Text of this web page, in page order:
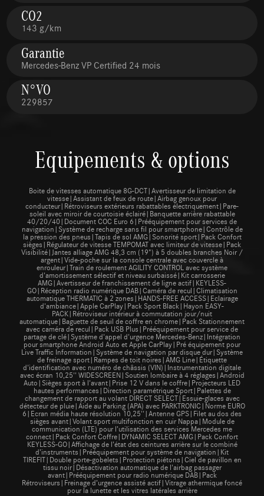
CO2
143 g/km
Garantie
Mercedes-Benz VP Certified 24 mois
N°VO
229857
Equipements & options
Boite de vitesses automatique 8G-DCT|Avertisseur de limitation de
vitesse|Assistant de feux de route|Airbag genoux pour
conducteur|Rétroviseurs extérieurs rabattables électriquement|Pare-
soleil avec miroir de courtoisie éclairé|Banquette arrière rabattable
40/20/40|Document COC Euro 6|Prééquipement pour services de
navigation|Système de recharge sans fil pour smartphone|Contrôle de
la pression des pneus|Tapis de sol AMG|Sonorité sport|Pack Confort
sièges|Régulateur de vitesse TEMPOMAT avec limiteur de vitesse|Pack
Visibilité|Jantes alliage AMG 48,3 cm (19") à 5 doubles branches Noir /
argent|Vide-poche sur la console centrale avec couvercle à
enrouleur|Train de roulement AGILITY CONTROL avec système
d'amortissement sélectif et niveau surbaissé|Kit carrosserie
AMG|Avertisseur de franchissement de ligne actif|KEYLESS-
GO|Réception radio numérique DAB|Caméra de recul|Climatisation
automatique THERMATIC à 2 zones|HANDS-FREE ACCESS|Eclairage
d'ambiance|Apple CarPlay|Pack Sport Black|Hayon EASY-
PACK|Rétroviseur intérieur à commutation jour/nuit
automatique|Baguette de seuil de coffre en chrome|Pack Stationnement
avec caméra de recul|Pack USB Plus|Prééquipement pour service de
partage de clé|Système d'appel d'urgence Mercedes-Benz|Intégration
pour smartphone Android Auto et Apple CarPlay|Pré équipement pour
Live Traffic Information|Système de navigation par disque dur|Système
de freinage sport|Rampes de toit noires|AMG Line|Étiquette
d'identification avec numéro de châssis (VIN)|Instrumentation digitale
avec écran 10,25'' WIDESCREEN|Soutien lombaire à 4 réglages|Android
Auto|Sièges sport à l'avant|Prise 12 V dans le coffre|Projecteurs LED
hautes performances|Direction paramétrique Sport|Palettes de
changement de rapport au volant DIRECT SELECT|Essuie-glaces avec
détecteur de pluie|Aide au Parking (APA) avec PARKTRONIC|Norme EURO
6|Ecran média haute résolution 10,25''|Antenne GPS|Filet au dos des
sièges avant|Volant sport multifonction en cuir Nappa|Module de
communication (LTE) pour l’utilisation des services Mercedes me
connect|Pack Confort Coffre|DYNAMIC SELECT AMG|Pack Confort
KEYLESS-GO|Affichage de l’état des ceintures arrière sur le combiné
d’instruments|Prééquipement pour système de navigation|Kit
TIREFIT|Double porte-gobelets|Protection piétons|Ciel de pavillon en
tissu noir|Désactivation automatique de l'airbag passager
avant|Prééquipement pour radio numérique DAB|Pack
Rétroviseurs|Freinage d’urgence assisté actif|Vitrage athermique foncé
pour la lunette et les vitres latérales arrière